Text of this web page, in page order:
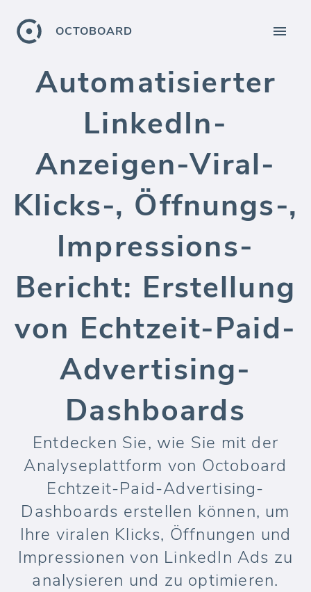
OCTOBOARD
Automatisierter
LinkedIn-
Anzeigen-Viral-
Klicks-, Öffnungs-,
Impressions-
Bericht: Erstellung
von Echtzeit-Paid-
Advertising-
Dashboards
Entdecken Sie, wie Sie mit der
Analyseplattform von Octoboard
Echtzeit-Paid-Advertising-
Dashboards erstellen können, um
Ihre viralen Klicks, Öffnungen und
Impressionen von LinkedIn Ads zu
analysieren und zu optimieren.